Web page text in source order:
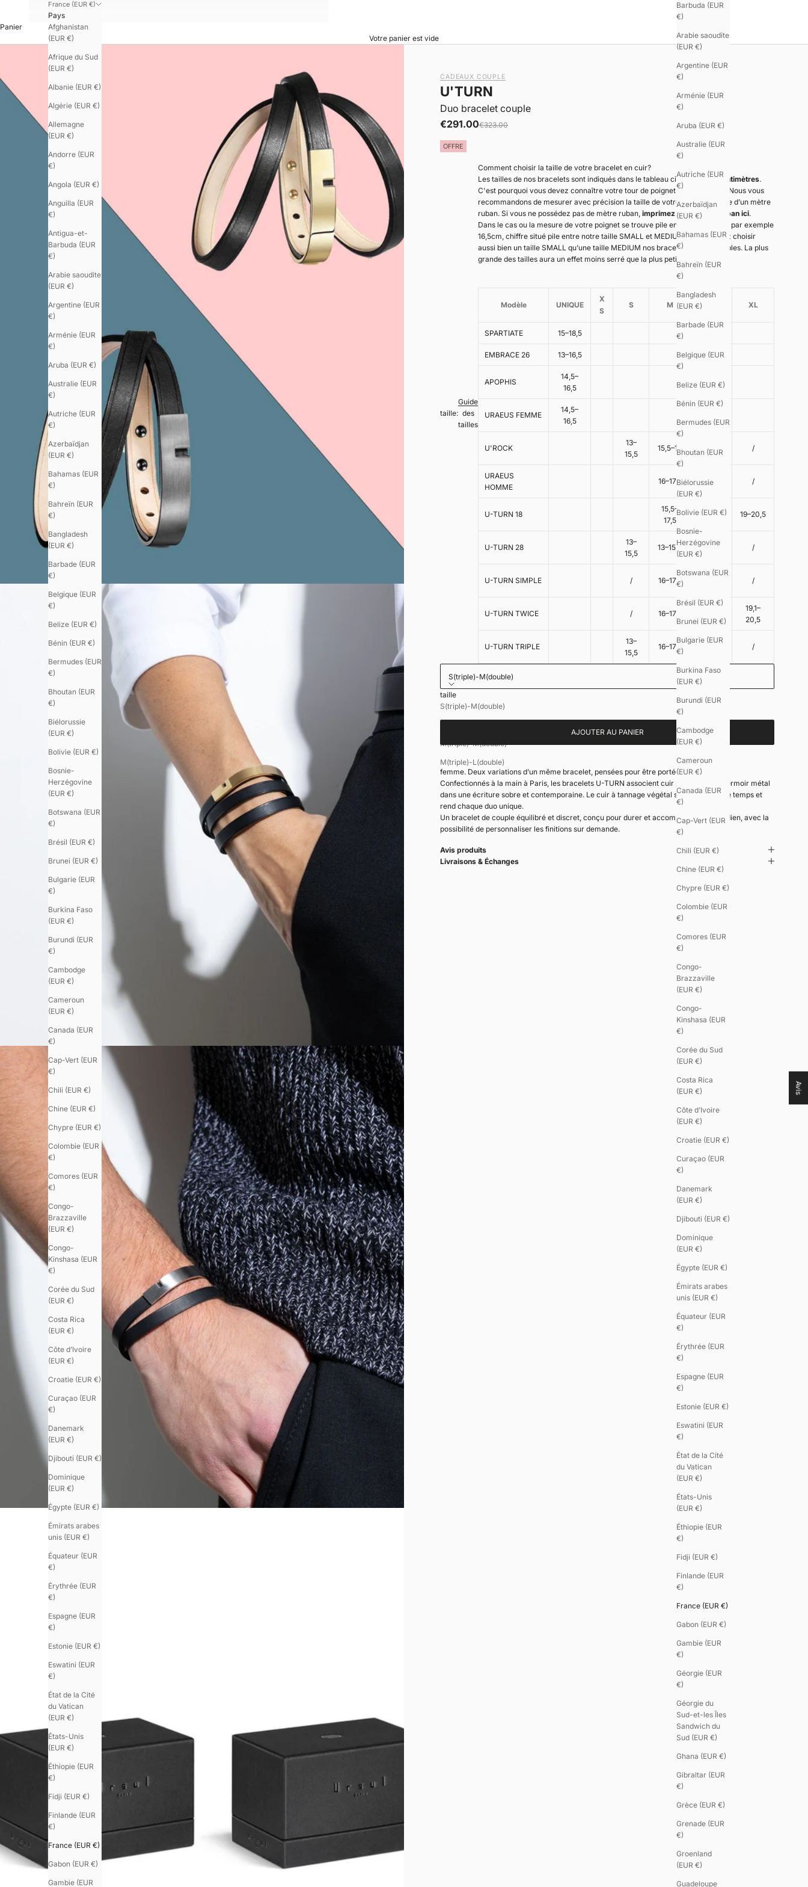
Barbuda (EUR
€)
Arabie saoudite
(EUR €)
Argentine (EUR
€)
Arménie (EUR
€)
Aruba (EUR €)
Australie (EUR
€)
Autriche (EUR
€)
Azerbaïdjan
(EUR €)
Bahamas (EUR
€)
Bahreïn (EUR
€)
Bangladesh
(EUR €)
Barbade (EUR
€)
Belgique (EUR
€)
Belize (EUR €)
Bénin (EUR €)
Bermudes (EUR
€)
Bhoutan (EUR
€)
Biélorussie
(EUR €)
Bolivie (EUR €)
Bosnie-
Herzégovine
(EUR €)
Botswana (EUR
€)
Brésil (EUR €)
Brunei (EUR €)
Bulgarie (EUR
€)
Burkina Faso
(EUR €)
Burundi (EUR
€)
Cambodge
(EUR €)
Cameroun
(EUR €)
Canada (EUR
€)
Cap-Vert (EUR
€)
Chili (EUR €)
Chine (EUR €)
Chypre (EUR €)
Colombie (EUR
€)
Comores (EUR
€)
Congo-
Brazzaville
(EUR €)
Congo-
Kinshasa (EUR
€)
Corée du Sud
(EUR €)
Costa Rica
(EUR €)
Côte d’Ivoire
(EUR €)
Croatie (EUR €)
Curaçao (EUR
€)
Danemark
(EUR €)
Djibouti (EUR €)
Dominique
(EUR €)
Égypte (EUR €)
Émirats arabes
unis (EUR €)
Équateur (EUR
€)
Érythrée (EUR
€)
Espagne (EUR
€)
Estonie (EUR €)
Eswatini (EUR
€)
État de la Cité
du Vatican
(EUR €)
États-Unis
(EUR €)
Éthiopie (EUR
€)
Fidji (EUR €)
Finlande (EUR
€)
France (EUR €)
Gabon (EUR €)
Gambie (EUR
€)
Géorgie (EUR
€)
Géorgie du
Sud-et-les Îles
Sandwich du
Sud (EUR €)
Ghana (EUR €)
Gibraltar (EUR
€)
Grèce (EUR €)
Grenade (EUR
€)
Groenland
(EUR €)
Guadeloupe
France (EUR €)
Pays
Afghanistan
(EUR €)
Afrique du Sud
(EUR €)
Albanie (EUR €)
Algérie (EUR €)
Allemagne
(EUR €)
Andorre (EUR
€)
Angola (EUR €)
Anguilla (EUR
€)
Antigua-et-
Barbuda (EUR
€)
Arabie saoudite
(EUR €)
Argentine (EUR
€)
Arménie (EUR
€)
Aruba (EUR €)
Australie (EUR
€)
Autriche (EUR
€)
Azerbaïdjan
(EUR €)
Bahamas (EUR
€)
Bahreïn (EUR
€)
Bangladesh
(EUR €)
Barbade (EUR
€)
Belgique (EUR
€)
Belize (EUR €)
Bénin (EUR €)
Bermudes (EUR
€)
Bhoutan (EUR
€)
Biélorussie
(EUR €)
Bolivie (EUR €)
Bosnie-
Herzégovine
(EUR €)
Botswana (EUR
€)
Brésil (EUR €)
Brunei (EUR €)
Bulgarie (EUR
€)
Burkina Faso
(EUR €)
Burundi (EUR
€)
Cambodge
(EUR €)
Cameroun
(EUR €)
Canada (EUR
€)
Cap-Vert (EUR
€)
Chili (EUR €)
Chine (EUR €)
Chypre (EUR €)
Colombie (EUR
€)
Comores (EUR
€)
Congo-
Brazzaville
(EUR €)
Congo-
Kinshasa (EUR
€)
Corée du Sud
(EUR €)
Costa Rica
(EUR €)
Côte d’Ivoire
(EUR €)
Croatie (EUR €)
Curaçao (EUR
€)
Danemark
(EUR €)
Djibouti (EUR €)
Dominique
(EUR €)
Égypte (EUR €)
Émirats arabes
unis (EUR €)
Équateur (EUR
€)
Érythrée (EUR
€)
Espagne (EUR
€)
Estonie (EUR €)
Eswatini (EUR
€)
État de la Cité
du Vatican
(EUR €)
États-Unis
(EUR €)
Éthiopie (EUR
€)
Fidji (EUR €)
Finlande (EUR
€)
France (EUR €)
Gabon (EUR €)
Gambie (EUR
Panier
Votre panier est vide
CADEAUX COUPLE
Duo bracelet couple
|
U'TURN
Prix de vente
€291.00Prix normal
€323.00
OFFRE
taille:
Guide
des
tailles
Comment choisir la taille de votre bracelet en cuir?
Les tailles de nos bracelets sont indiqués dans le tableau ci dessous encentimètres.
C'est pourquoi vous devez connaître votre tour de poignet en centimètre. Nous vous
recommandons de mesurer avec précision la taille de votre poignet à l’aide d’un mètre
ruban. Si vous ne possédez pas de mètre ruban, imprimez votre mètre ruban ici.
Dans le cas ou la mesure de votre poignet se trouve pile entre deux tailles, par exemple
16,5cm, chiffre situé pile entre notre taille SMALL et MEDIUM, vous pouvez choisir
aussi bien un taille SMALL qu’une taille MEDIUM nos bracelets étant réglables. La plus
grande des tailles aura un effet moins serré que la plus petite des tailles.
Modèle UNIQUE
X
S
S M XL
SPARTIATE 15–18,5
EMBRACE 26 13–16,5
APOPHIS
14,5–
16,5
URAEUS FEMME
14,5–
16,5
U'ROCK
13–
15,5
15,5–17 17-19 /
URAEUS
HOMME
16–17,5
19,5
/
U-TURN 18
15,5–
17,5
17,5–19 19–20,5
U-TURN 28
13–
15,5
13–15,5 / /
U-TURN SIMPLE / 16–17,5
17,5–
/
U-TURN TWICE / 16–17,5
17,5–
19,5
19,1–
20,5
U-TURN TRIPLE
13–
15,5
16–17,5 /
S(triple)-M(double)
taille
S(triple)-M(double)
M(triple)-M(double)
M(triple)-L(double)
Pochette cadeau
AJOUTER AU PANIER
Bracelets duo homme femme U-TURN.
Un double tour pour l’homme, un triple tour pour la
femme. Deux variations d’un même bracelet, pensées pour être portées ensemble.
Confectionnés à la main à Paris, les bracelets U-TURN associent cuir pleine fleur et fermoir métal
dans une écriture sobre et contemporaine. Le cuir à tannage végétal se patine avec le temps et
rend chaque duo unique.
Un bracelet de couple équilibré et discret, conçu pour durer et accompagner le quotidien, avec la
possibilité de personnaliser les finitions sur demande.
Avis produits
Livraisons & Échanges
Avis